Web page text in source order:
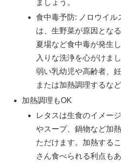
ましょう。
食中毒予防: ノロウイ
は、生野菜が原因とな
夏場など食中毒が発生
入りな洗浄を心がけま
弱い乳幼児や高齢者、
または加熱調理するな
加熱調理もOK
レタスは生食のイメー
やスープ、鍋物など加
ただけます。加熱する
さん食べられる利点もあ